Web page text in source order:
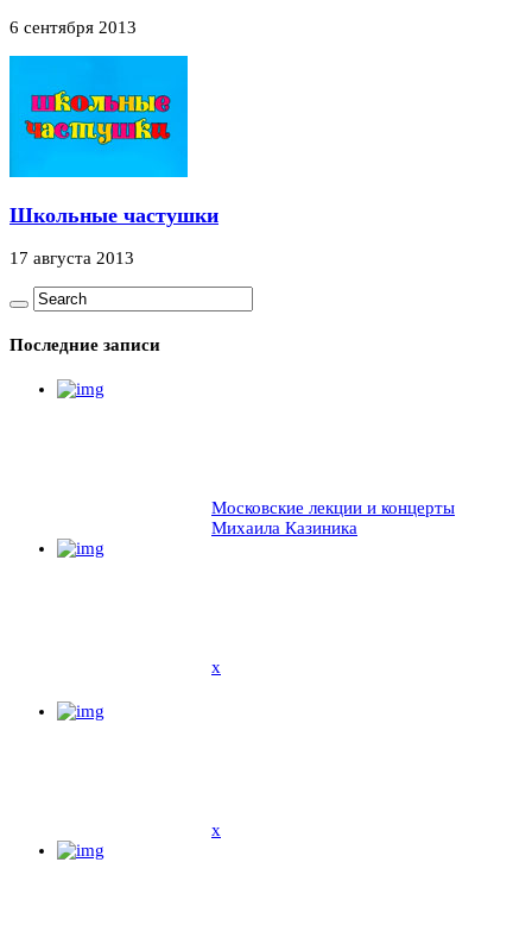
6 сентября 2013
Школьные частушки
17 августа 2013
Последние записи
Московские лекции и концерты
Михаила Казиника
x
x